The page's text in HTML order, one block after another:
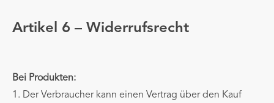
Artikel 6 – Widerrufsrecht
Bei Produkten:
1. Der Verbraucher kann einen Vertrag über den Kauf